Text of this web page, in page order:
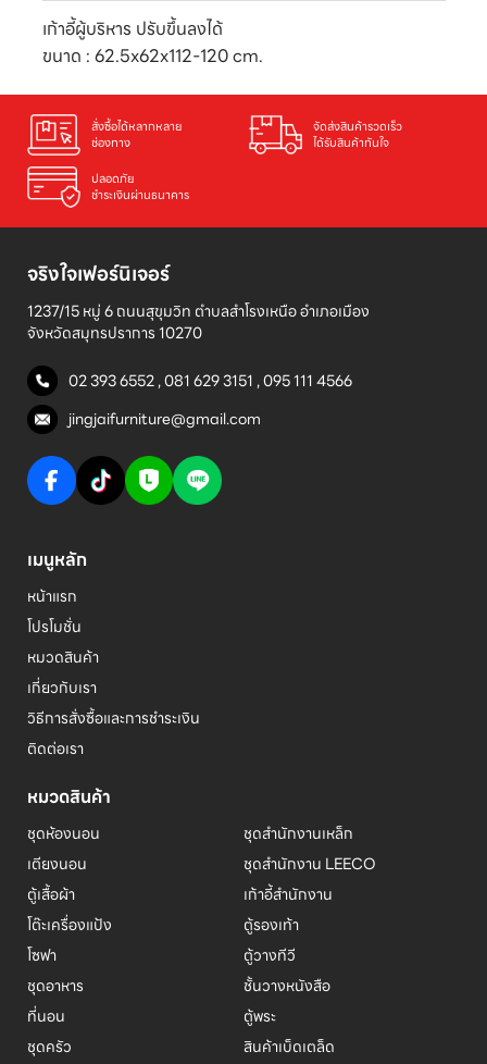
เก้าอี้ผู้บริหาร ปรับขึ้นลงได้
ขนาด : 62.5x62x112-120 cm.
สั่งซื้อได้หลากหลาย
ช่องทาง
จัดส่งสินค้ารวดเร็ว
ได้รับสินค้าทันใจ
ปลอดภัย
ชำระเงินผ่านธนาคาร
จริงใจเฟอร์นิเจอร์
1237/15 หมู่ 6 ถนนสุขุมวิท ตำบลสำโรงเหนือ อำเภอเมือง
จังหวัดสมุทรปราการ 10270
02 393 6552,081 629 3151 ,095 111 4566
jingjaifurniture@gmail.com
เมนูหลัก
หน้าแรก
โปรโมชั่น
หมวดสินค้า
เกี่ยวกับเรา
วิธีการสั่งซื้อและการชำระเงิน
ติดต่อเรา
หมวดสินค้า
ชุดห้องนอน
เตียงนอน
ตู้เสื้อผ้า
โต๊ะเครื่องแป้ง
โซฟา
ชุดอาหาร
ที่นอน
ชุดครัว
ชุดสำนักงานเหล็ก
ชุดสำนักงาน LEECO
เก้าอี้สำนักงาน
ตู้รองเท้า
ตู้วางทีวี
ชั้นวางหนังสือ
ตู้พระ
สินค้าเบ็ดเตล็ด